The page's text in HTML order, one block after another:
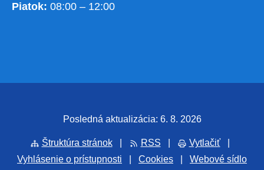
Piatok: 08:00 – 12:00
Posledná aktualizácia: 6. 8. 2026
Štruktúra stránok RSS Vytlačiť
Vyhlásenie o prístupnosti
Cookies Webové sídlo